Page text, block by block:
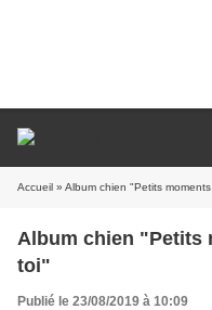
Accueil » Album chien "Petits
Album chien "Petits
toi"
Publié le 23/08/2019 à 10:09